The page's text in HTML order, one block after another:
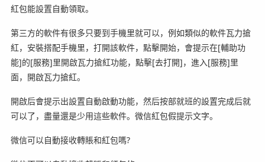
紅包能設置自動領取。
第三方的軟件有很多只要到手機里就可以，例如類似的軟件瓦力搶
紅，安裝搭配手機里，打開該軟件，點擊開始，會提示在[輔助功
能]的[服務]里開啟瓦力搶紅功能，點擊[去打開]，進入[服務]里
面，開啟瓦力搶紅。
開啟后會提示出設置自動啟動功能，然后按部就班的設置完成后就
可以了，盡量還是少用這些軟件。微信紅包假提示文字。
微信可以自動接收轉賬和紅包嗎?